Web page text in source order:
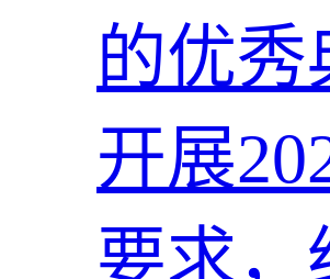
的优
开展
要求，